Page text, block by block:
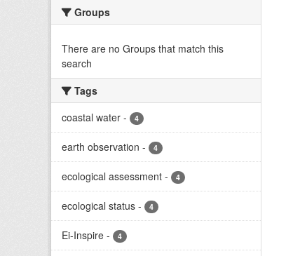
Groups
There are no Groups that match this
search
Tags
coastal water - 4
earth observation - 4
ecological assessment - 4
ecological status - 4
Ei-Inspire - 4